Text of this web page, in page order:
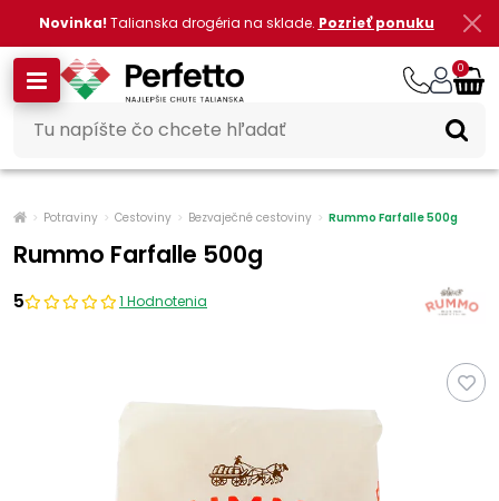
Novinka! Talianska drogéria na sklade. Pozrieť ponuku
0
Potraviny Cestoviny Bezvaječné cestoviny Rummo Farfalle 500g
Rummo Farfalle 500g
5 1 Hodnotenia